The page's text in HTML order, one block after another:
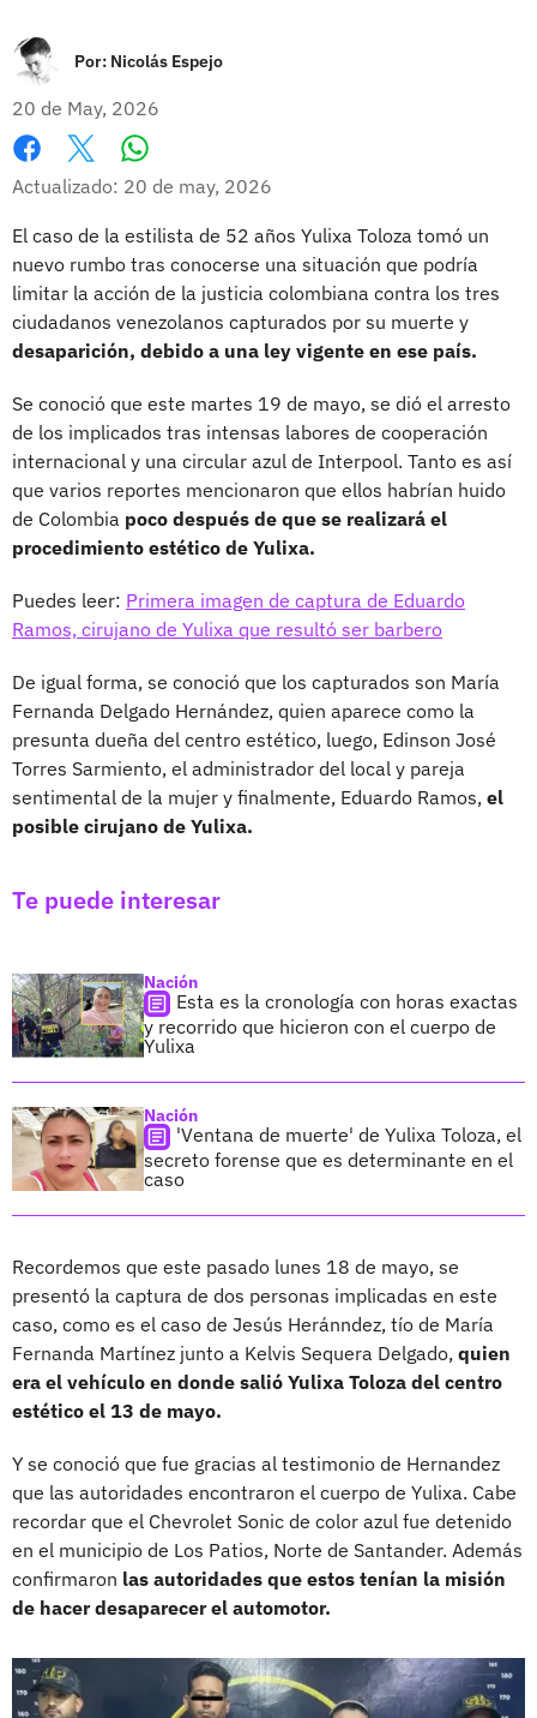
Por: Nicolás Espejo
20 de May, 2026
Facebook
X
Actualizado: 20 de may, 2026
El caso de la estilista de 52 años Yulixa Toloza tomó un
nuevo rumbo tras conocerse una situación que podría
limitar la acción de la justicia colombiana contra los tres
ciudadanos venezolanos capturados por su muerte y
desaparición, debido a una ley vigente en ese país.
Se conoció que este martes 19 de mayo, se dió el arresto
de los implicados tras intensas labores de cooperación
internacional y una circular azul de Interpool. Tanto es así
que varios reportes mencionaron que ellos habrían huido
de Colombia poco después de que se realizará el
procedimiento estético de Yulixa.
Puedes leer: Primera imagen de captura de Eduardo
Ramos, cirujano de Yulixa que resultó ser barbero
De igual forma, se conoció que los capturados son María
Fernanda Delgado Hernández, quien aparece como la
presunta dueña del centro estético, luego, Edinson José
Torres Sarmiento, el administrador del local y pareja
sentimental de la mujer y finalmente, Eduardo Ramos, el
posible cirujano de Yulixa.
Te puede interesar
Nación
Esta es la cronología con horas exactas
y recorrido que hicieron con el cuerpo de
Yulixa
Nación
'Ventana de muerte' de Yulixa Toloza, el
secreto forense que es determinante en el
caso
Recordemos que este pasado lunes 18 de mayo, se
presentó la captura de dos personas implicadas en este
caso, como es el caso de Jesús Heránndez, tío de María
Fernanda Martínez junto a Kelvis Sequera Delgado, quien
era el vehículo en donde salió Yulixa Toloza del centro
estético el 13 de mayo.
Y se conoció que fue gracias al testimonio de Hernandez
que las autoridades encontraron el cuerpo de Yulixa. Cabe
recordar que el Chevrolet Sonic de color azul fue detenido
en el municipio de Los Patios, Norte de Santander. Además
confirmaron las autoridades que estos tenían la misión
de hacer desaparecer el automotor.